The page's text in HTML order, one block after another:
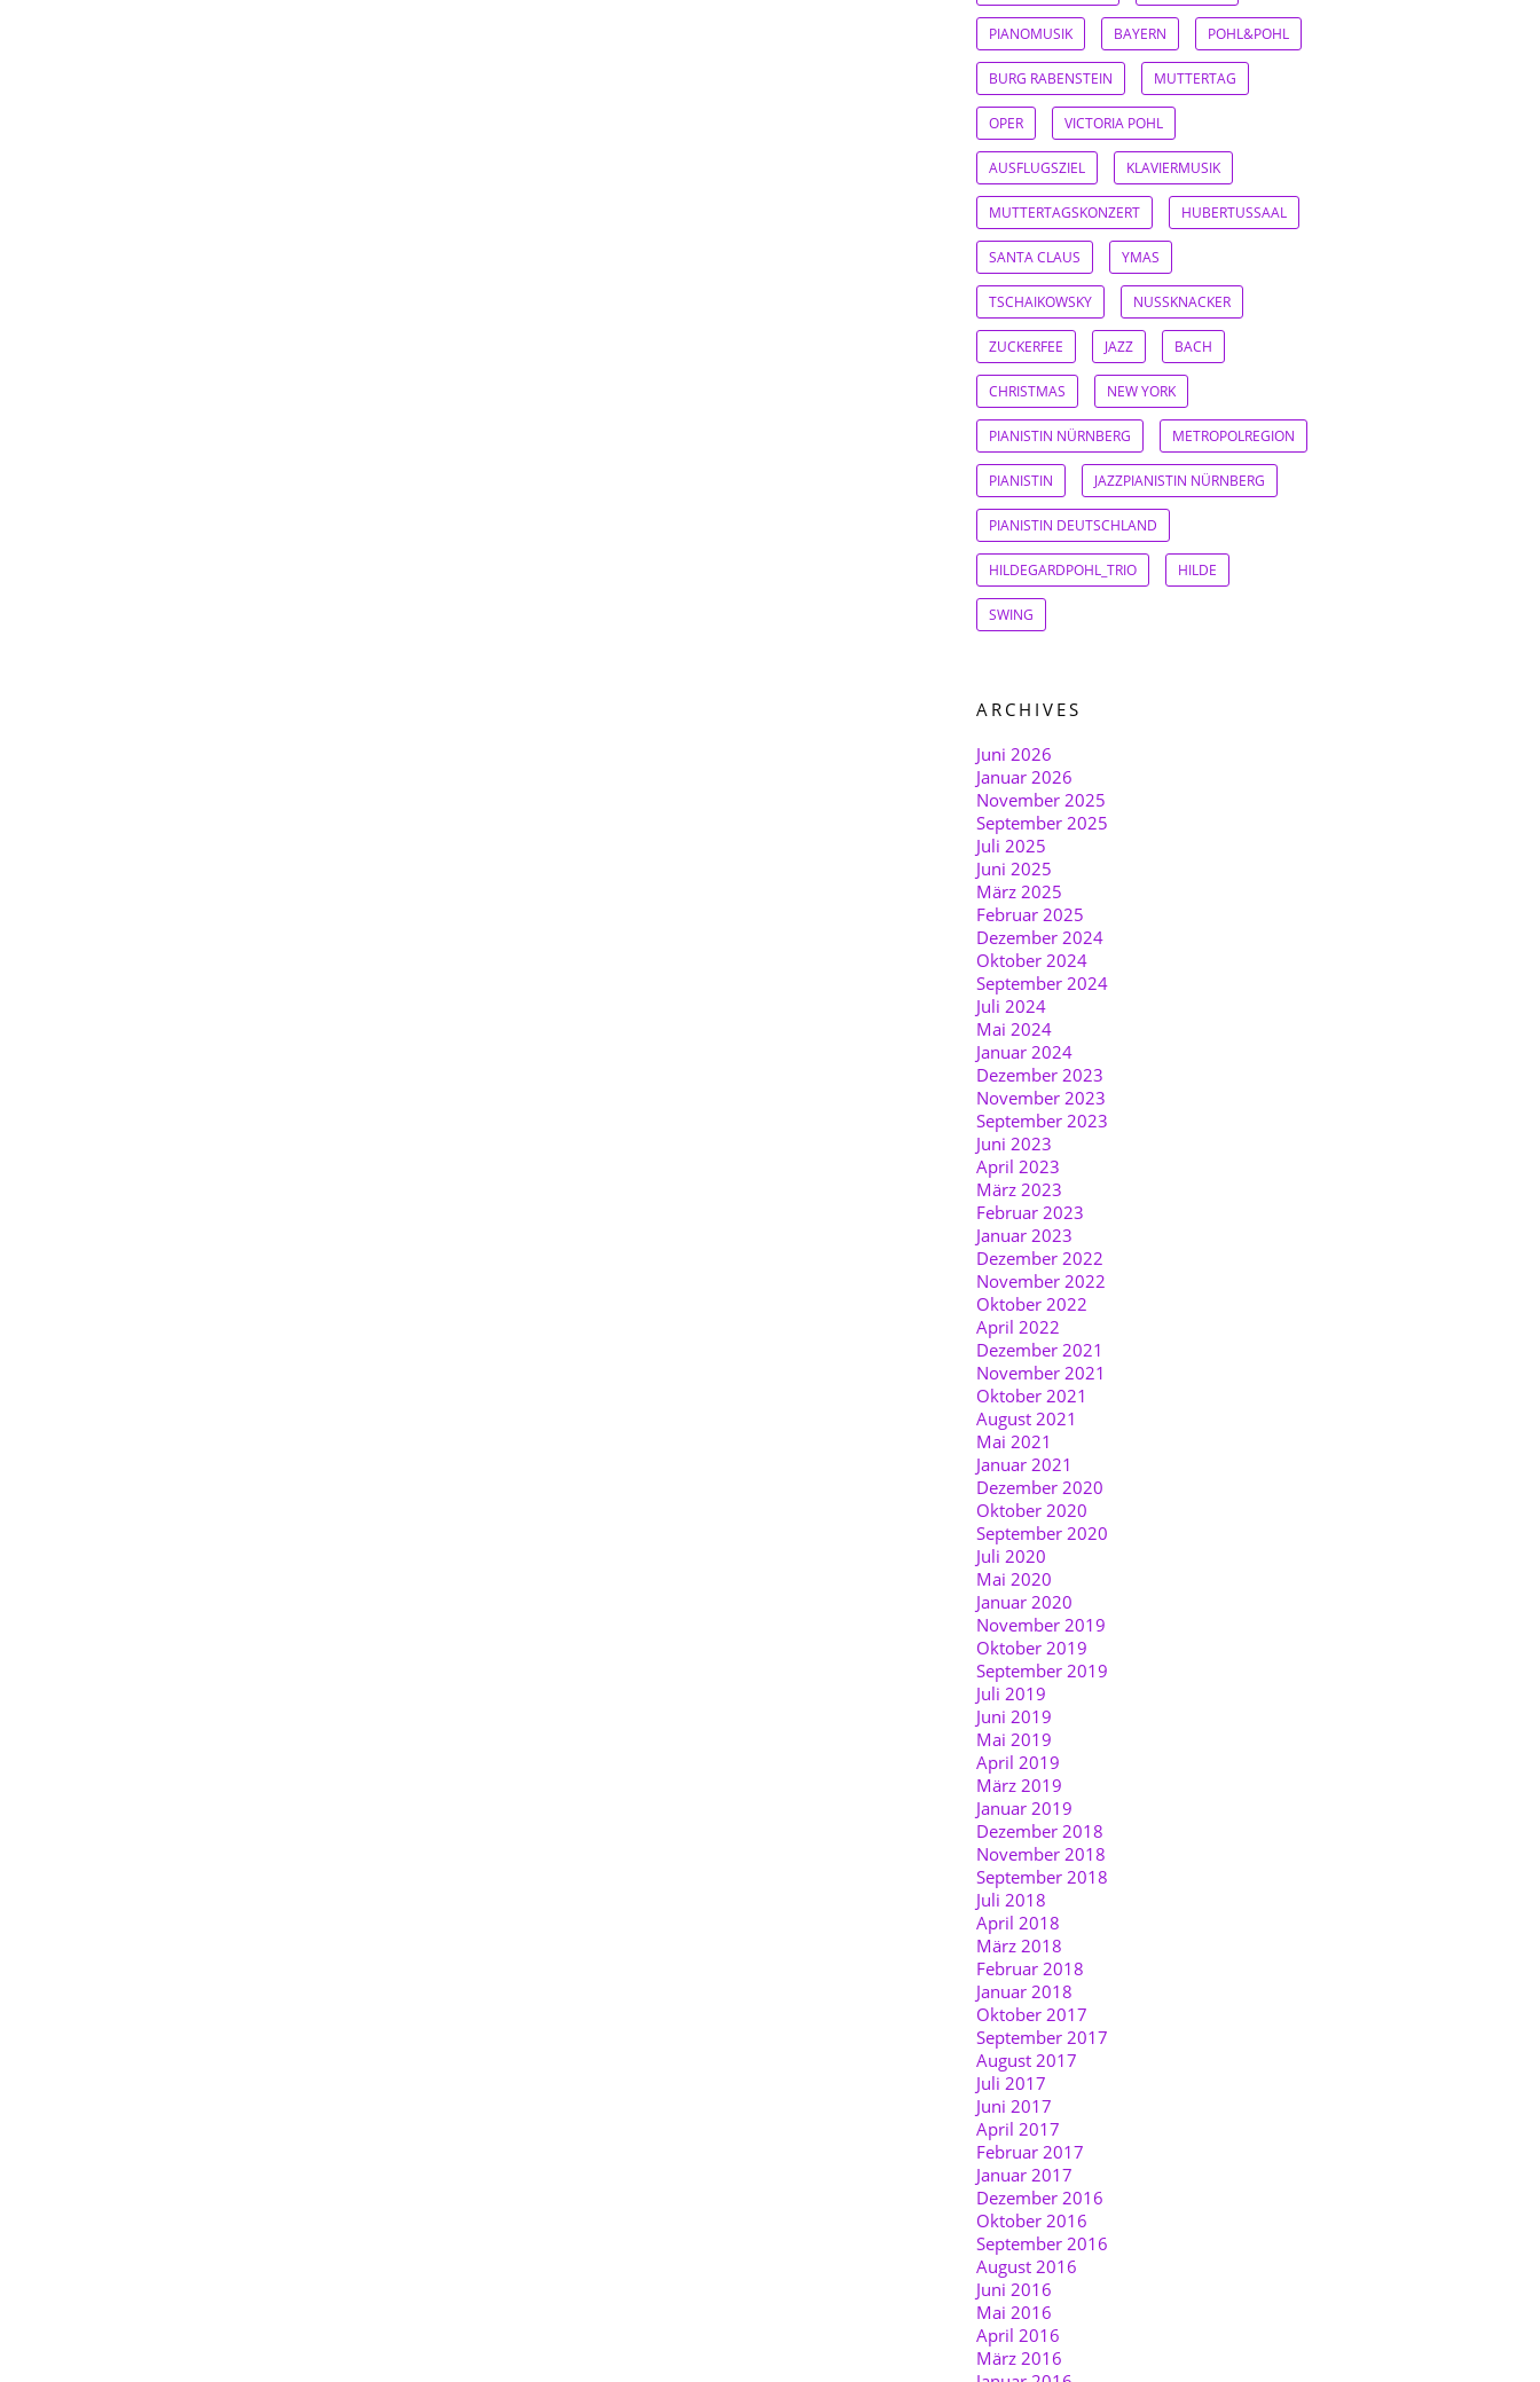
PIANOMUSIK BAYERN POHL&POHL
BURG RABENSTEIN MUTTERTAG
OPER VICTORIA POHL
AUSFLUGSZIEL KLAVIERMUSIK
MUTTERTAGSKONZERT HUBERTUSSAAL
SANTA CLAUS YMAS
TSCHAIKOWSKY NUSSKNACKER
ZUCKERFEE JAZZ BACH
CHRISTMAS NEW YORK
PIANISTIN NÜRNBERG METROPOLREGION
PIANISTIN JAZZPIANISTIN NÜRNBERG
PIANISTIN DEUTSCHLAND
HILDEGARDPOHL_TRIO HILDE
SWING
ARCHIVES
Juni 2026
Januar 2026
November 2025
September 2025
Juli 2025
Juni 2025
März 2025
Februar 2025
Dezember 2024
Oktober 2024
September 2024
Juli 2024
Mai 2024
Januar 2024
Dezember 2023
November 2023
September 2023
Juni 2023
April 2023
März 2023
Februar 2023
Januar 2023
Dezember 2022
November 2022
Oktober 2022
April 2022
Dezember 2021
November 2021
Oktober 2021
August 2021
Mai 2021
Januar 2021
Dezember 2020
Oktober 2020
September 2020
Juli 2020
Mai 2020
Januar 2020
November 2019
Oktober 2019
September 2019
Juli 2019
Juni 2019
Mai 2019
April 2019
März 2019
Januar 2019
Dezember 2018
November 2018
September 2018
Juli 2018
April 2018
März 2018
Februar 2018
Januar 2018
Oktober 2017
September 2017
August 2017
Juli 2017
Juni 2017
April 2017
Februar 2017
Januar 2017
Dezember 2016
Oktober 2016
September 2016
August 2016
Juni 2016
Mai 2016
April 2016
März 2016